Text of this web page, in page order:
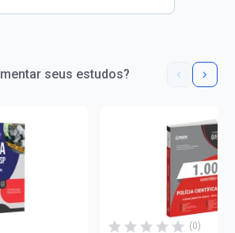
seus estudos?
(0)